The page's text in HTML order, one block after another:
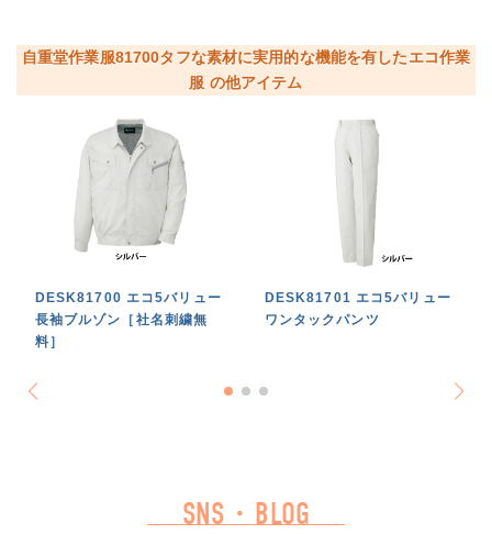
自重堂作業服81700タフな素材に実用的な機能を有したエコ作業
服 の他アイテム
DESK81700 エコ5バリュー
長袖ブルゾン［社名刺繍無
料］
DESK81701 エコ5バリュー
ワンタックパンツ
SNS・BLOG